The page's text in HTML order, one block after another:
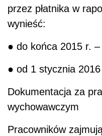
przez płatnika w
wynieść:
● do końca 2015 r. –
● od 1 stycznia 2016
Dokumentacja za
wychowawczym
Pracowników